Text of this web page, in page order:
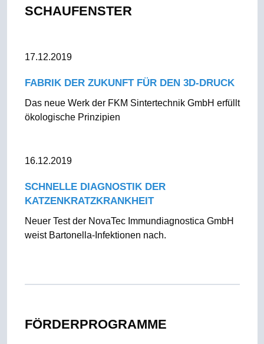
SCHAUFENSTER
17.12.2019
FABRIK DER ZUKUNFT FÜR DEN 3D-DRUCK
Das neue Werk der FKM Sintertechnik GmbH erfüllt
ökologische Prinzipien
16.12.2019
SCHNELLE DIAGNOSTIK DER
KATZENKRATZKRANKHEIT
Neuer Test der NovaTec Immundiagnostica GmbH
weist Bartonella-Infektionen nach.
FÖRDERPROGRAMME